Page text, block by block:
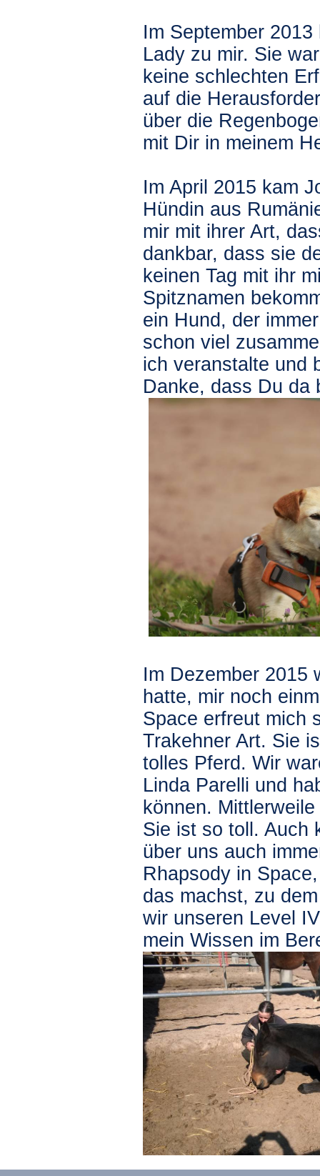
Im September
Lady zu mir. Sie
keine schlechten
auf die
über die
mit Dir in meinem
Im April 2015 kam
Hündin aus
mir mit ihrer Art,
dankbar, dass sie
keinen Tag mit ihr
Spitznamen
ein Hund, der
schon viel
ich veranstalte und
Danke, dass Du da
Im Dezember 2015
hatte, mir noch
Space erfreut mich
Trakehner Art. Sie
tolles Pferd. Wir
Linda Parelli und
können.
Sie ist so toll. Auch
über uns auch
Rhapsody in
das machst, zu
wir unseren Level
mein Wissen im